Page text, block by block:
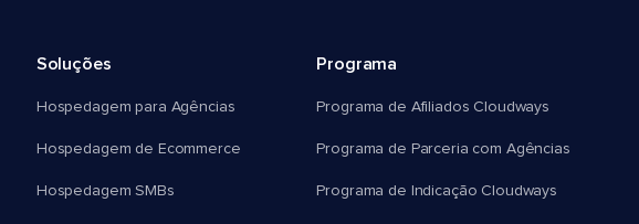
Soluções
Hospedagem para Agências
Hospedagem de Ecommerce
Hospedagem SMBs
Programa
Programa de Afiliados Cloudways
Programa de Parceria com Agências
Programa de Indicação Cloudways